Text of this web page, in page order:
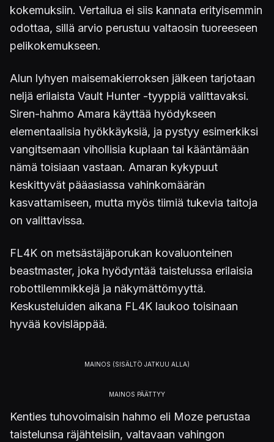
kokemuksiin. Vertailua ei siis kannata erityisemmin
odottaa, sillä arvio perustuu valtaosin tuoreeseen
pelikokemukseen.
Alun lyhyen maisemakierroksen jälkeen tarjotaan
neljä erilaista Vault Hunter -tyyppiä valittavaksi.
Siren-hahmo Amara käyttää hyödykseen
elementaalisia hyökkäyksiä, ja pystyy esimerkiksi
vangitsemaan vihollisia kuplaan tai kääntämään
nämä toisiaan vastaan. Amaran kykypuut
keskittyvät pääasiassa vahinkomäärän
kasvattamiseen, mutta myös tiimiä tukevia taitoja
on valittavissa.
FL4K on metsästäjäporukan kovaluonteinen
beastmaster, joka hyödyntää taistelussa erilaisia
robottilemmikkejä ja näkymättömyyttä.
Keskusteluiden aikana FL4K laukoo toisinaan
hyvää kovisläppää.
Kenties tuhovoimaisin hahmo eli Moze perustaa
taistelunsa räjähteisiin, valtavaan vahingon